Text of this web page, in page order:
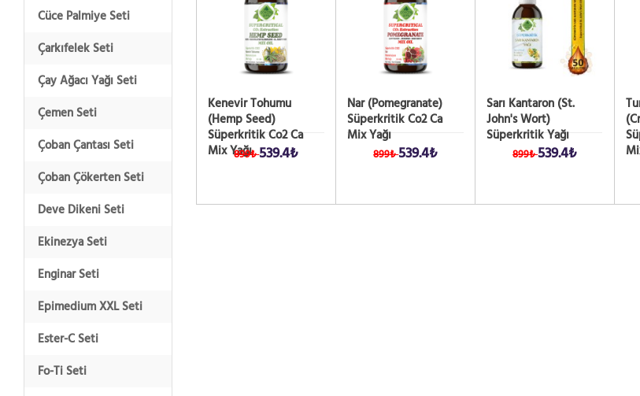
Cüce Palmiye Seti
Çarkıfelek Seti
Çay Ağacı Yağı Seti
Çemen Seti
Çoban Çantası Seti
Çoban Çökerten Seti
Deve Dikeni Seti
Ekinezya Seti
Enginar Seti
Epimedium XXL Seti
Ester-C Seti
Fo-Ti Seti
Kenevir Tohumu
(Hemp Seed)
Süperkritik Co2 Ca
Mix Yağı
899₺539.4₺
Nar (Pomegranate)
Süperkritik Co2 Ca
Mix Yağı
899₺539.4₺
Sarı Kantaron (St.
John's Wort)
Süperkritik Yağı
899₺539.4₺